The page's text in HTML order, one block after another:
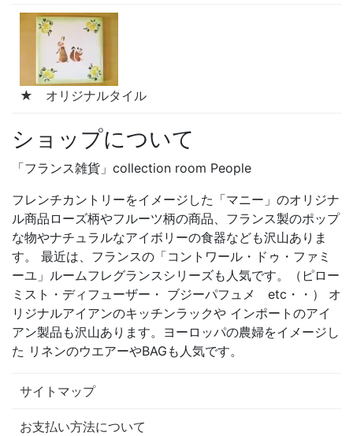
★ オリジナルタイル
ショップについて
「フランス雑貨」collection room People
フレンチカントリーをイメージした「マニー」のオリジナ
ル商品ローズ柄やフルーツ柄の商品、フランス製のポップ
な物やナチュラルなアイボリーの食器なども沢山ありま
す。 最近は、フランスの「コントワール・ドゥ・ファミ
ーユ」ルームフレグランスシリーズも人気です。（ピロー
ミスト・ディフューザー・ ブジーパフュメ etc・・） オ
リジナルアイアンのキッチンラックや インポートのアイ
アン製品も沢山あります。ヨーロッパの農婦をイメージし
た リネンのウエアーやBAGも人気です。
サイトマップ
お支払い方法について